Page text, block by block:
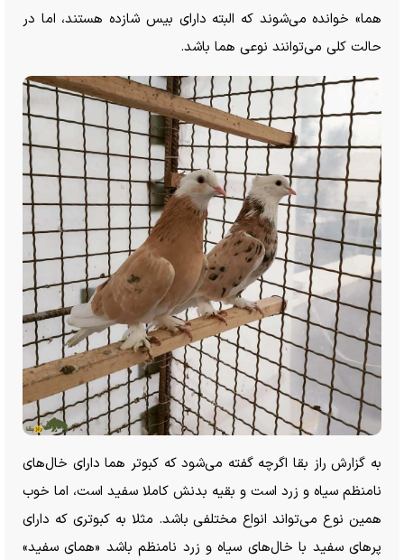
هما» خوانده می‌شوند که البته دارای بیس شازده هستند، اما در
حالت کلی می‌توانند نوعی هما باشد.
به گزارش راز بقا اگرچه گفته می‌شود که کبوتر هما دارای خال‌های
نامنظم سیاه و زرد است و بقیه بدنش کاملا سفید است، اما خوب
همین نوع می‌تواند انواع مختلفی باشد. مثلا به کبوتری که دارای
پر‌های سفید با خال‌های سیاه و زرد نامنظم باشد «همای سفید»